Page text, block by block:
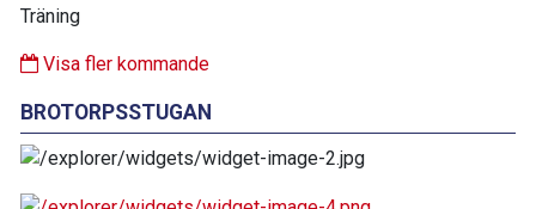
Träning
Visa fler kommande
BROTORPSSTUGAN